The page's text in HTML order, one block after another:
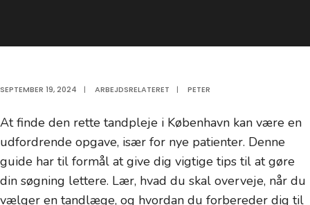
SEPTEMBER 19, 2024 | ARBEJDSRELATERET | PETER
At finde den rette tandpleje i København kan være en
udfordrende opgave, især for nye patienter. Denne
guide har til formål at give dig vigtige tips til at gøre
din søgning lettere. Lær, hvad du skal overveje, når du
vælger en tandlæge, og hvordan du forbereder dig til